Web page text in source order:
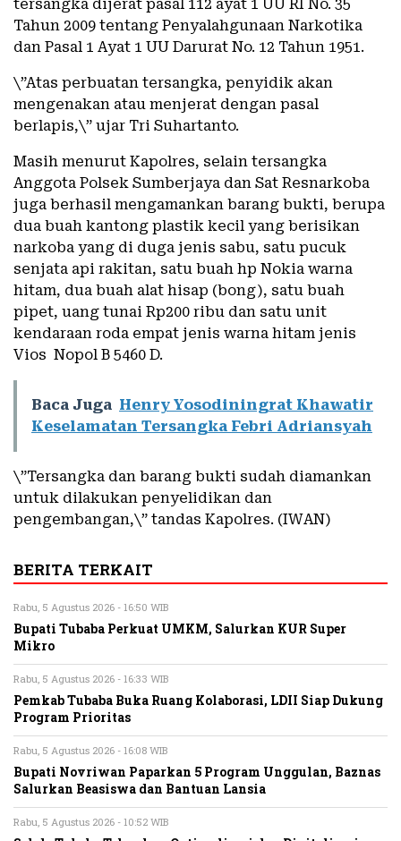
tersangka dijerat pasal 112 ayat 1 UU RI No. 35
Tahun 2009 tentang Penyalahgunaan Narkotika
dan Pasal 1 Ayat 1 UU Darurat No. 12 Tahun 1951.
\”Atas perbuatan tersangka, penyidik akan
mengenakan atau menjerat dengan pasal
berlapis,\” ujar Tri Suhartanto.
Masih menurut Kapolres, selain tersangka
Anggota Polsek Sumberjaya dan Sat Resnarkoba
juga berhasil mengamankan barang bukti, berupa
dua buah kantong plastik kecil yang berisikan
narkoba yang di duga jenis sabu, satu pucuk
senjata api rakitan, satu buah hp Nokia warna
hitam, dua buah alat hisap (bong), satu buah
pipet, uang tunai Rp200 ribu dan satu unit
kendaraan roda empat jenis warna hitam jenis
Vios Nopol B 5460 D.
Baca Juga Henry Yosodiningrat Khawatir
Keselamatan Tersangka Febri Adriansyah
\”Tersangka dan barang bukti sudah diamankan
untuk dilakukan penyelidikan dan
pengembangan,\” tandas Kapolres. (IWAN)
BERITA TERKAIT
Rabu, 5 Agustus 2026 - 16:50 WIB
Bupati Tubaba Perkuat UMKM, Salurkan KUR Super
Mikro
Rabu, 5 Agustus 2026 - 16:33 WIB
Pemkab Tubaba Buka Ruang Kolaborasi, LDII Siap Dukung
Program Prioritas
Rabu, 5 Agustus 2026 - 16:08 WIB
Bupati Novriwan Paparkan 5 Program Unggulan, Baznas
Salurkan Beasiswa dan Bantuan Lansia
Rabu, 5 Agustus 2026 - 10:52 WIB